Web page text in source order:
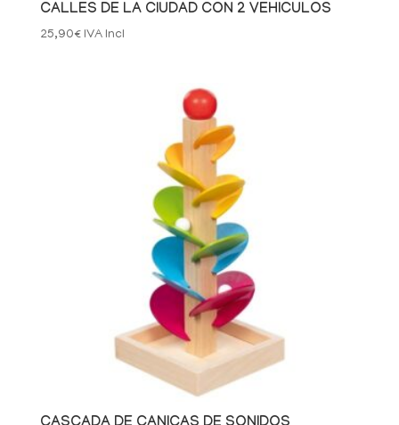
CALLES DE LA CIUDAD CON 2 VEHICULOS
25,90€ IVA Incl